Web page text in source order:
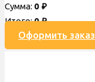
Сумма: 0 ₽
Итого:0₽
Оформить заказ